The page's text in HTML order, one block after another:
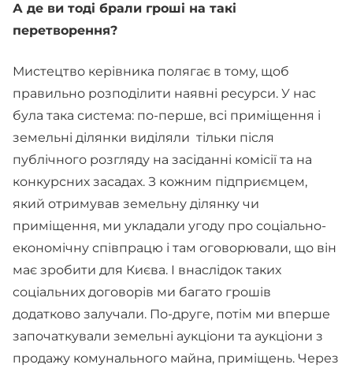
А де ви тоді брали гроші на такі
перетворення?
Мистецтво керівника полягає в тому, щоб
правильно розподілити наявні ресурси. У нас
була така система: по-перше, всі приміщення і
земельні ділянки виділяли тільки після
публічного розгляду на засіданні комісії та на
конкурсних засадах. З кожним підприємцем,
який отримував земельну ділянку чи
приміщення, ми укладали угоду про соціально-
економічну співпрацю і там оговорювали, що він
має зробити для Києва. І внаслідок таких
соціальних договорів ми багато грошів
додатково залучали. По-друге, потім ми вперше
започаткували земельні аукціони та аукціони з
продажу комунального майна, приміщень. Через